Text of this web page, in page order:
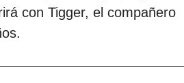
con Tigger, el compañero